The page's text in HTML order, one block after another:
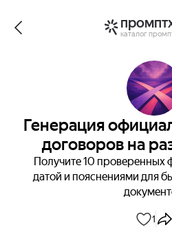
каталог
Генерация
договоров на
Получите 10 проверенных
датой и пояснениями для
1